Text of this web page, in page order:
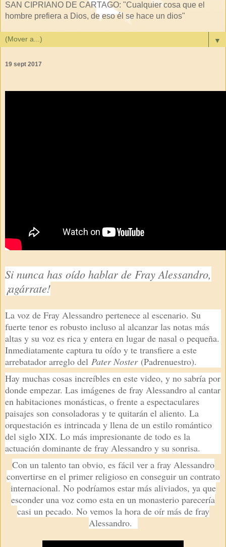
SAN CIPRIANO DE CARTAGO: "Cualquier cosa que el
hombre prefiera a Dios, de eso él se hace un dios"
▼
19 sept 2017
Si nunca has oído hablar de Fray Alessandro,
¡agárrate!
La voz de Fray Alessandro pertenece al escenario. Su
fuerte tenor es robusto incluso al alcanzar las notas más
altas y su voz es rica y entera en lugar de nasal o pequeña.
Inmediatamente captura tu oído y te transfiere a este
arrebatador arreglo del Pater Noster(Padrenuestro).
Hay muchas cosas increíbles en este video, y no sabría por
donde empezar. Las imágenes de fray Alessandro al cantar
en habitaciones monásticas, o frente a espectaculares
paisajes son consoladoras y te quitarán el aliento. La
orquestación es intrincada y llena de un estilo romántico
del siglo XIX. Lo más impresionante de todo es la
actuación dominante de fray Alessandro y su sonrisa.
Con un talento tan obvio, es fácil ver a fray Alessandro
convertirse en el primer religioso en conseguir un contrato
internacional. No podríamos estar más aliviados, ya que
esconder una voz como esta en un monasterio parecería
casi un pecado. No vemos la hora de oír más de fray
Alessandro.